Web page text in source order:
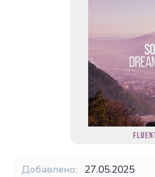
Добавлено:
27.05.2025